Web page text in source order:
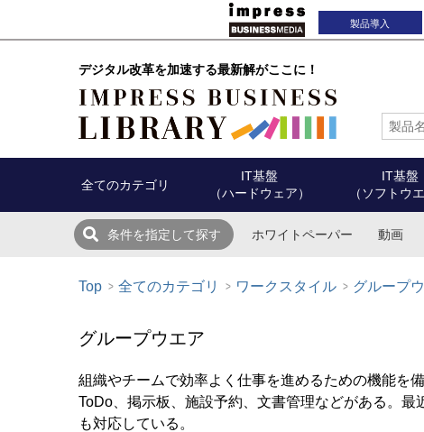
製品導入
デジタル改革を加速する最新解がここに！
全てのカテゴリ
IT基盤
（ハードウェア）
IT基盤
（ソフトウ
条件を指定して探す ホワイトペーパー 動画
Top 全てのカテゴリ ワークスタイル グループ
グループウエア
組織やチームで効率よく仕事を進めるための機能を
ToDo、掲示板、施設予約、文書管理などがある。
も対応している。